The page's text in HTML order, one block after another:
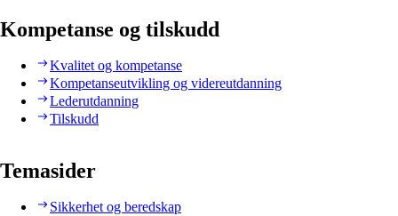
Kompetanse og tilskudd
Kvalitet og kompetanse
Kompetanseutvikling og videreutdanning
Lederutdanning
Tilskudd
Temasider
Sikkerhet og beredskap